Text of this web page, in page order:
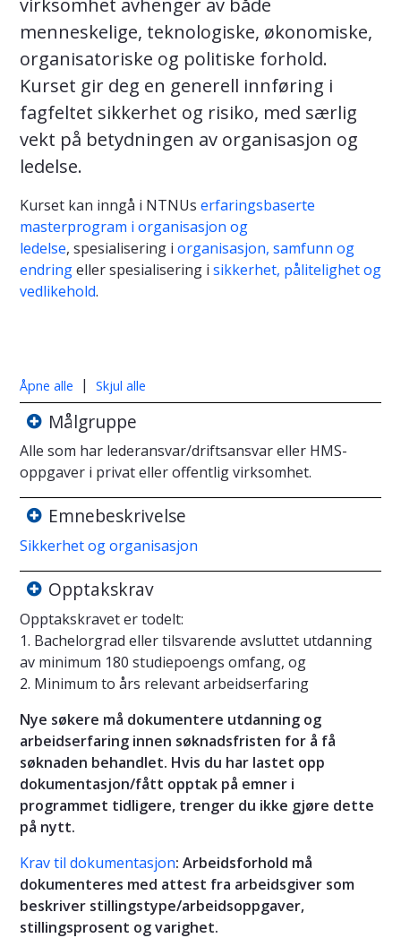
virksomhet avhenger av både
menneskelige, teknologiske, økonomiske,
organisatoriske og politiske forhold.
Kurset gir deg en generell innføring i
fagfeltet sikkerhet og risiko, med særlig
vekt på betydningen av organisasjon og
ledelse.
Kurset kan inngå i NTNUs erfaringsbaserte
masterprogram i organisasjon og
ledelse, spesialisering i organisasjon, samfunn og
endringeller spesialisering i sikkerhet, pålitelighet og
vedlikehold.
Åpne alle | Skjul alle
Målgruppe
Alle som har lederansvar/driftsansvar eller HMS-
oppgaver i privat eller offentlig virksomhet.
Emnebeskrivelse
Sikkerhet og organisasjon
Opptakskrav
Opptakskravet er todelt:
1. Bachelorgrad eller tilsvarende avsluttet utdanning
av minimum 180 studiepoengs omfang, og
2. Minimum to års relevant arbeidserfaring
Nye søkere må dokumentere utdanning og
arbeidserfaring innen søknadsfristen for å få
søknaden behandlet. Hvis du har lastet opp
dokumentasjon/fått opptak på emner i
programmet tidligere, trenger du ikke gjøre dette
på nytt.
Krav til dokumentasjon: Arbeidsforhold må
dokumenteres med attest fra arbeidsgiver som
beskriver stillingstype/arbeidsoppgaver,
stillingsprosent og varighet.